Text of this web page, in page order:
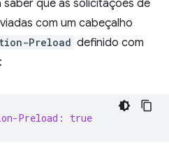
saber que as solicitações de
com um cabeçalho
Preload definido com
:
Preload: true